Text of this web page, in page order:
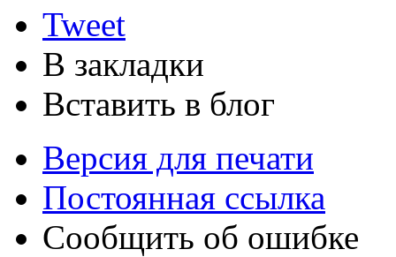
Tweet
В закладки
Вставить в блог
Версия для печати
Постоянная ссылка
Сообщить об ошибке